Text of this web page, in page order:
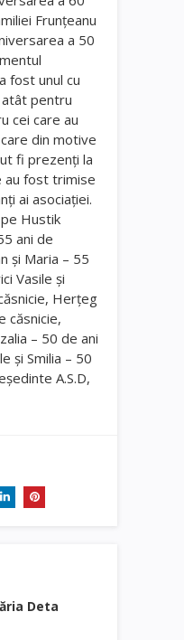
Frunțeanu
a 50
fost unul cu
pentru
cei care au
din motive
fi prezenți la
au fost trimise
ai asociației.
Hustik
ani de
și Maria – 55
Vasile și
Herțeg
căsnicie,
– 50 de ani
și Smilia – 50
A.S.D,
Deta